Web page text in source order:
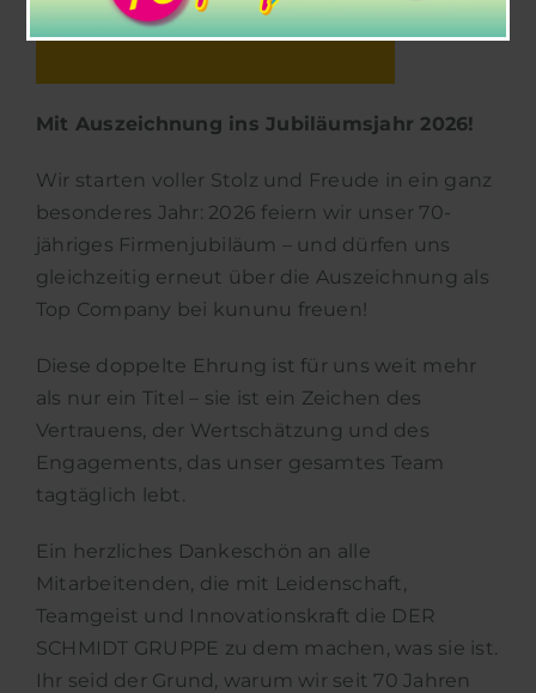
Mit Auszeichnung ins Jubiläumsjahr 2026!
Wir starten voller Stolz und Freude in ein ganz
besonderes Jahr: 2026 feiern wir unser 70-
jähriges Firmenjubiläum – und dürfen uns
gleichzeitig erneut über die Auszeichnung als
Top Company bei kununu freuen!
Diese doppelte Ehrung ist für uns weit mehr
als nur ein Titel – sie ist ein Zeichen des
Vertrauens, der Wertschätzung und des
Engagements, das unser gesamtes Team
tagtäglich lebt.
Ein herzliches Dankeschön an alle
Mitarbeitenden, die mit Leidenschaft,
Teamgeist und Innovationskraft die DER
SCHMIDT GRUPPE zu dem machen, was sie ist.
Ihr seid der Grund, warum wir seit 70 Jahren